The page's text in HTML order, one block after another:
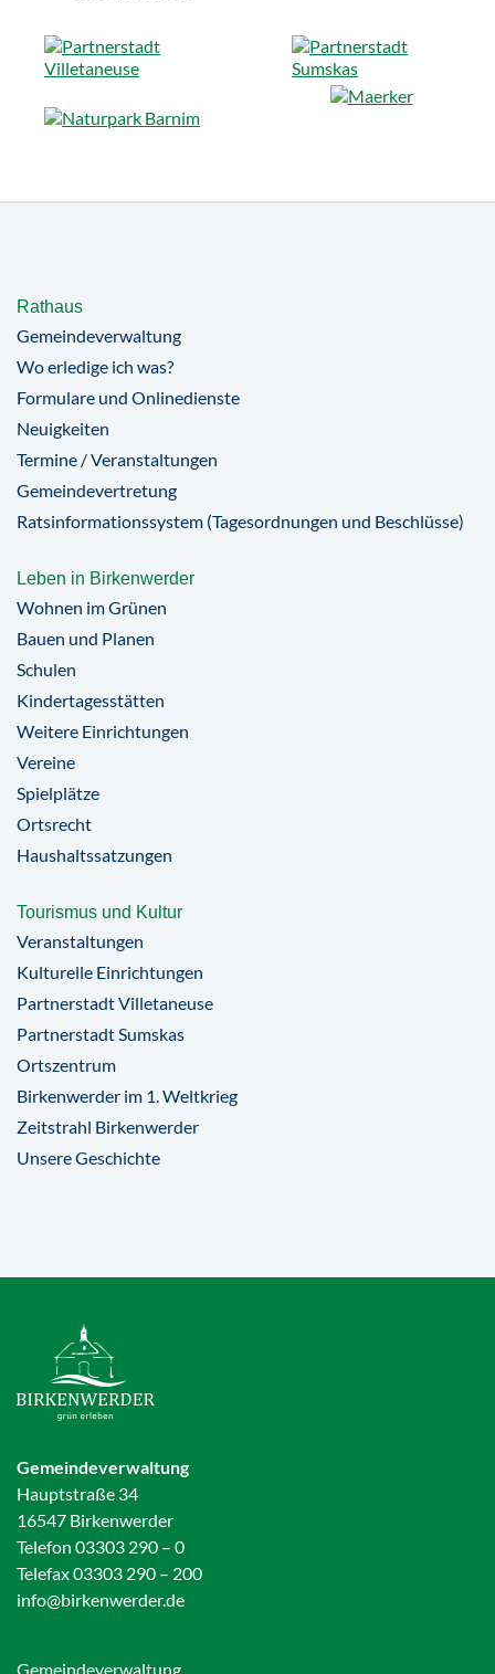
Rathaus
Gemeindeverwaltung
Wo erledige ich was?
Formulare und Onlinedienste
Neuigkeiten
Termine / Veranstaltungen
Gemeindevertretung
Ratsinformationssystem (Tagesordnungen und Beschlüsse)
Leben in Birkenwerder
Wohnen im Grünen
Bauen und Planen
Schulen
Kindertagesstätten
Weitere Einrichtungen
Vereine
Spielplätze
Ortsrecht
Haushaltssatzungen
Tourismus und Kultur
Veranstaltungen
Kulturelle Einrichtungen
Partnerstadt Villetaneuse
Partnerstadt Sumskas
Ortszentrum
Birkenwerder im 1. Weltkrieg
Zeitstrahl Birkenwerder
Unsere Geschichte
Gemeindeverwaltung
Hauptstraße 34
16547 Birkenwerder
Telefon 03303 290 – 0
Telefax 03303 290 – 200
info@birkenwerder.de
Gemeindeverwaltung